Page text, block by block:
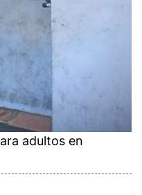
adultos en